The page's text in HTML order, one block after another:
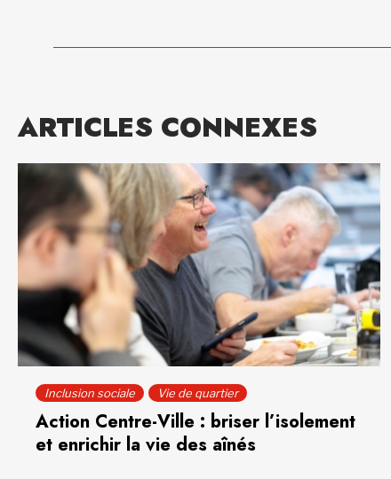
ARTICLES CONNEXES
Inclusion sociale Vie de quartier
Action Centre-Ville : briser l’isolement
et enrichir la vie des aînés